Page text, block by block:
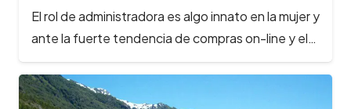
El rol de administradora es algo innato en la mujer y
ante la fuerte tendencia de compras on-line y el…